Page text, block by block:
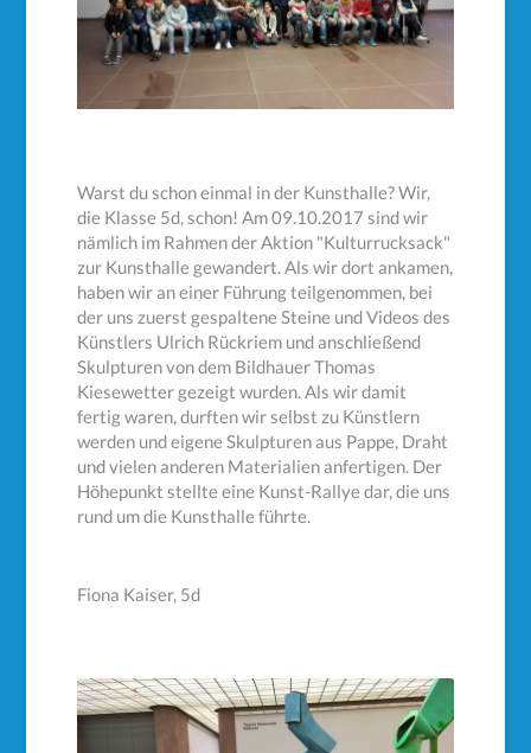
Warst du schon einmal in der Kunsthalle? Wir,
die Klasse 5d, schon! Am 09.10.2017 sind wir
nämlich im Rahmen der Aktion "Kulturrucksack"
zur Kunsthalle gewandert. Als wir dort ankamen,
haben wir an einer Führung teilgenommen, bei
der uns zuerst gespaltene Steine und Videos des
Künstlers Ulrich Rückriem und anschließend
Skulpturen von dem Bildhauer Thomas
Kiesewetter gezeigt wurden. Als wir damit
fertig waren, durften wir selbst zu Künstlern
werden und eigene Skulpturen aus Pappe, Draht
und vielen anderen Materialien anfertigen. Der
Höhepunkt stellte eine Kunst-Rallye dar, die uns
rund um die Kunsthalle führte.
Fiona Kaiser, 5d